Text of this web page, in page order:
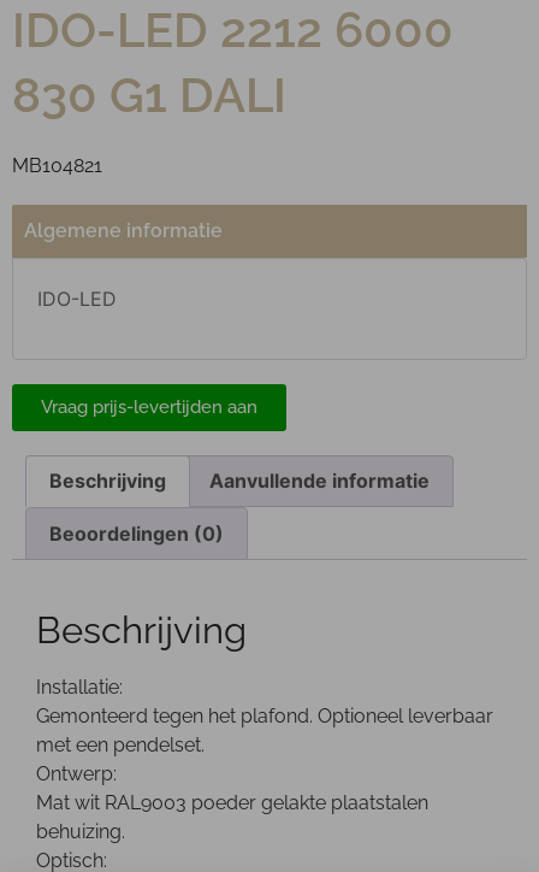
IDO-LED 2212 6000
830 G1 DALI
MB104821
Algemene informatie
IDO-LED
Vraag prijs-levertijden aan
Beschrijving Aanvullende informatie
Beoordelingen (0)
Beschrijving
Installatie:
Gemonteerd tegen het plafond. Optioneel leverbaar
met een pendelset.
Ontwerp:
Mat wit RAL9003 poeder gelakte plaatstalen
behuizing.
Optisch: